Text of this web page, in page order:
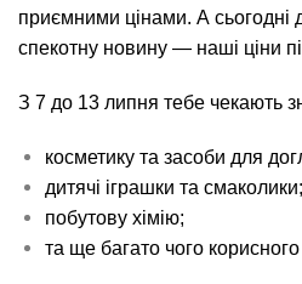
приємними цінами. А
спекотну новину — наші ціни
З 7 до 13 липня тебе чекають
косметику та засоби для
дитячі іграшки та смаколики;
побутову хімію;
та ще багато чого